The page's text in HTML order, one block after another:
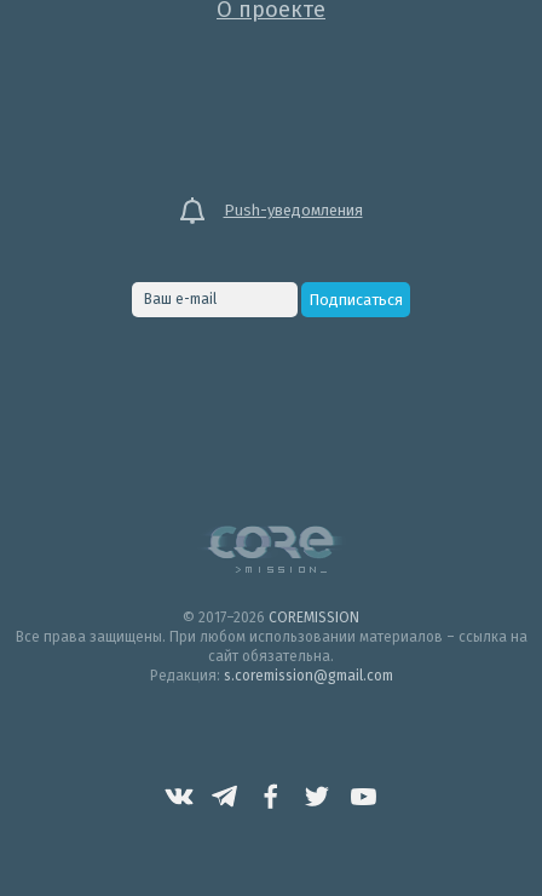
О проекте
Push-уведомления
© 2017–2026 COREMISSION
Все права защищены. При любом использовании материалов – ссылка на
сайт обязательна.
Редакция: s.coremission@gmail.com